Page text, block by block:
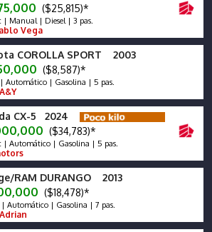
($25,815)*
Manual | Diesel | 3 pas.
Vega
COROLLA SPORT 2003
($8,587)*
Automático | Gasolina | 5 pas.
CX-5 2024
($34,783)*
| Automático | Gasolina | 5 pas.
RAM DURANGO 2013
($18,478)*
Automático | Gasolina | 7 pas.